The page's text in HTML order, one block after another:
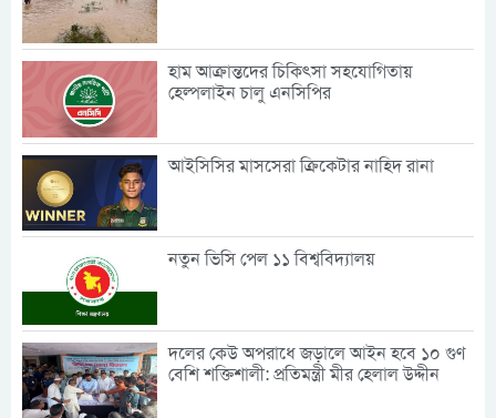
হাম আক্রান্তদের চিকিৎসা সহযোগিতায়
হেল্পলাইন চালু এনসিপির
আইসিসির মাসসেরা ক্রিকেটার নাহিদ রানা
নতুন ভিসি পেল ১১ বিশ্ববিদ্যালয়
দলের কেউ অপরাধে জড়ালে আইন হবে ১০ গুণ
বেশি শক্তিশালী: প্রতিমন্ত্রী মীর হেলাল উদ্দীন